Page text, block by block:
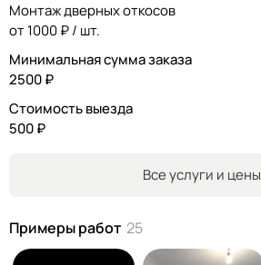
Монтаж дверных откосов
от 1000 ₽ / шт.
Минимальная сумма заказа
2500 ₽
Стоимость выезда
500 ₽
Все услуги и цены
Примеры работ 25